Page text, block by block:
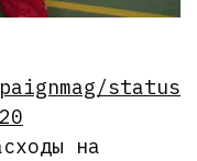
status
на